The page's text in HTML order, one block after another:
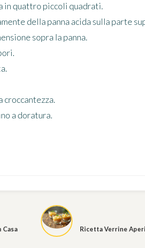
in quattro piccoli quadrati.
della panna acida sulla parte
sopra la panna.
a doratura.
Ricetta Verrine